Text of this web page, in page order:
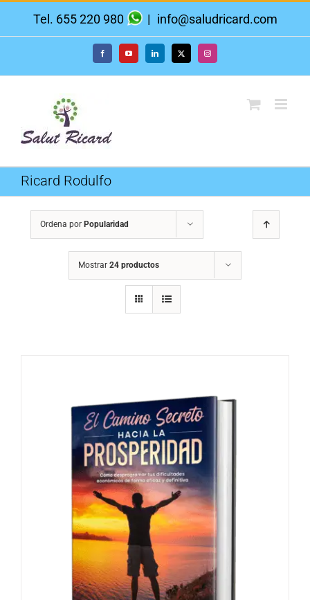
Tel. 655 220 980 | info@saludricard.com
FacebookYouTube LinkedIn X Instagram
Ricard Rodulfo
Ordena por Popularidad
Mostrar 24 productos